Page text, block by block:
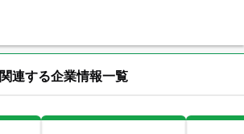
関連する企業情報一覧